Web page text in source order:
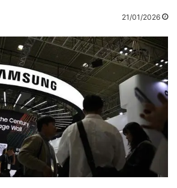
21/01/2026